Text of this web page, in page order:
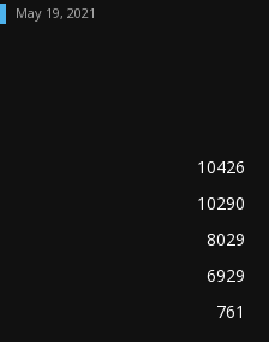
May 19, 2021
10426
10290
8029
6929
761